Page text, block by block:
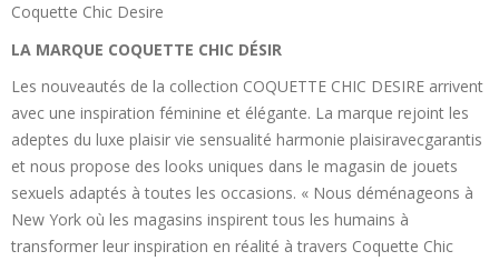
Coquette Chic Desire
LA MARQUE COQUETTE CHIC DÉSIR
Les nouveautés de la collection COQUETTE CHIC DESIRE arrivent
avec une inspiration féminine et élégante. La marque rejoint les
adeptes du luxe plaisir vie sensualité harmonie plaisiravecgarantis
et nous propose des looks uniques dans le magasin de jouets
sexuels adaptés à toutes les occasions. « Nous déménageons à
New York où les magasins inspirent tous les humains à
transformer leur inspiration en réalité à travers Coquette Chic